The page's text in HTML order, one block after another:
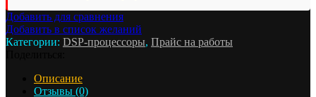
Добавить для сравнения
Добавить в список желаний
Категории: DSP-процессоры, Прайс на работы
Описание
Отзывы (0)